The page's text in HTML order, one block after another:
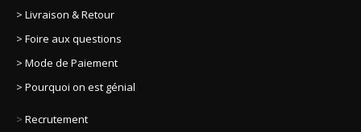
> Livraison & Retour
> Foire aux questions
> Mode de Paiement
> Pourquoi on est génial
> Recrutement